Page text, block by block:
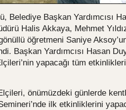
Belediye Başkan Yardımcısı
Halis Akkaya, Mehmet
öğretmeni Saniye
Başkan Yardımcısı Hasan
yapacağı tüm
önümüzdeki günlerde
ilk etkinliklerini